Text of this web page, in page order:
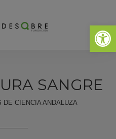
Abrir
SANGRE
DE CIENCIA ANDALUZA